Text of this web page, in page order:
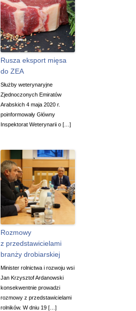
Rusza eksport mięsa
do ZEA
Służby weterynaryjne
Zjednoczonych Emiratów
Arabskich 4 maja 2020 r.
poinformowały Główny
Inspektorat Weterynarii o […]
Rozmowy
z przedstawicielami
branży drobiarskiej
Minister rolnictwa i rozwoju wsi
Jan Krzysztof Ardanowski
konsekwentnie prowadzi
rozmowy z przedstawicielami
rolników. W dniu 19 […]